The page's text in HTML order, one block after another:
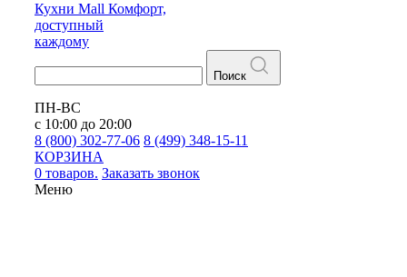
Кухни Mall Комфорт,
доступный
каждому
Поиск
ПН-ВС
с 10:00 до 20:00
8 (800) 302-77-06 8 (499) 348-15-11
КОРЗИНА
0 товаров. Заказать звонок
Меню